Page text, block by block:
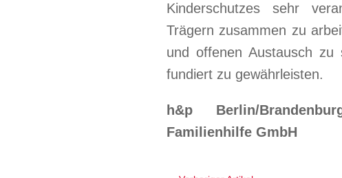
Kinderschutzes sehr
Trägern zusammen zu
und offenen Austausch
fundiert zu gewährleisten.
h&p Berlin/
Familienhilfe GmbH